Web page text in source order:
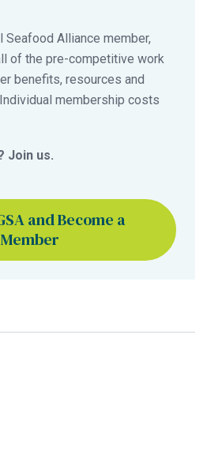
Seafood Alliance member,
of the pre-competitive work
benefits, resources and
membership costs
Join us.
and Become a
Member